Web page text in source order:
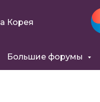
Корея
Большие форумы